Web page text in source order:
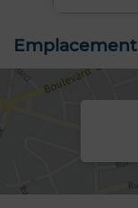
Emplacement